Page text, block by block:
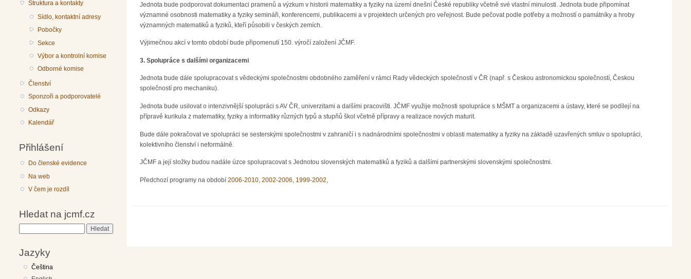
Struktura a kontakty
Sídlo, kontaktní adresy
Pobočky
Sekce
Výbor a kontrolní komise
Odborné komise
Členství
Sponzoři a podporovatelé
Odkazy
Kalendář
Přihlášení
Do členské evidence
Na web
V čem je rozdíl
Hledat na jcmf.cz
Jazyky
Čeština
Jednota bude podporovat dokumentaci pramenů a výzkum v historii matematiky a fyziky na území dnešní České republiky včetně své vlastní minulosti. Jednota bude připomínat
významné osobnosti matematiky a fyziky semináři, konferencemi, publikacemi a v projektech určených pro veřejnost. Bude pečovat podle potřeby a možností o památníky a hroby
významných matematiků a fyziků, kteří působili v českých zemích.
Výjimečnou akcí v tomto období bude připomenutí 150. výročí založení JČMF.
3. Spolupráce s dalšími organizacemi
Jednota bude dále spolupracovat s vědeckými společnostmi obdobného zaměření v rámci Rady vědeckých společností v ČR (např. s Českou astronomickou společností, Českou
společností pro mechaniku).
Jednota bude usilovat o intenzivnější spolupráci s AV ČR, univerzitami a dalšími pracovišti. JČMF využije možnosti spolupráce s MŠMT a organizacemi a ústavy, které se podílejí na
přípravě kurikula z matematiky, fyziky a informatiky různých typů a stupňů škol včetně přípravy a realizace nových maturit.
Bude dále pokračovat ve spolupráci se sesterskými společnostmi v zahraničí i s nadnárodními společnostmi v oblasti matematiky a fyziky na základě uzavřených smluv o spolupráci,
kolektivního členství i neformálně.
JČMF a její složky budou nadále úzce spolupracovat s Jednotou slovenských matematiků a fyziků a dalšími partnerskými slovenskými společnostmi.
Předchozí programy na období 2006-2010 2002-2006 1999-2002